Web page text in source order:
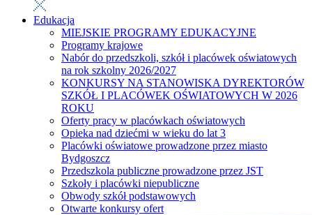
Edukacja
MIEJSKIE PROGRAMY EDUKACYJNE
Programy krajowe
Nabór do przedszkoli, szkół i placówek oświatowych
na rok szkolny 2026/2027
KONKURSY NA STANOWISKA DYREKTORÓW
SZKÓŁ I PLACÓWEK OŚWIATOWYCH W 2026
ROKU
Oferty pracy w placówkach oświatowych
Opieka nad dziećmi w wieku do lat 3
Placówki oświatowe prowadzone przez miasto
Bydgoszcz
Przedszkola publiczne prowadzone przez JST
Szkoły i placówki niepubliczne
Obwody szkół podstawowych
Otwarte konkursy ofert